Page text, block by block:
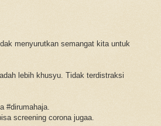
menyurutkan semangat kita untuk
lebih khusyu. Tidak terdistraksi
#dirumahaja.
screening corona jugaa.